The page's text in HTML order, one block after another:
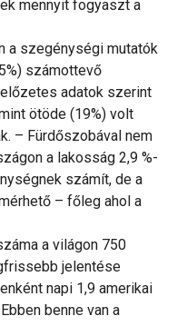
mennyit fogyaszt a
a szegénységi mutatók
számottevő
adatok szerint
ötöde (19%) volt
– Fürdőszobával nem
a lakosság 2,9 %-
számít, de a
– főleg ahol a
a világon 750
jelentése
napi 1,9 amerikai
benne van a